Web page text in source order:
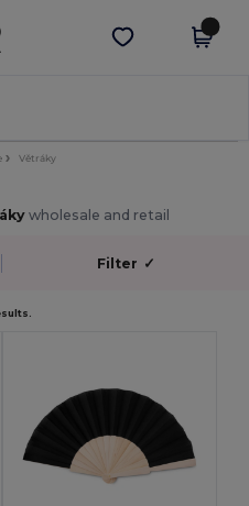
Stáhnout app
Větráky
wholesale and retail
Filter ✓